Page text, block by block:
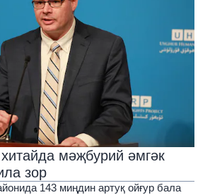
мәҗбурий әмгәк
зор
143 миңдин артуқ ойғур бала